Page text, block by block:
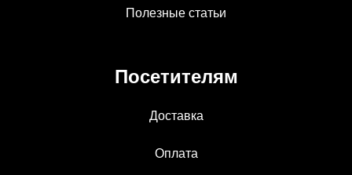
Полезные статьи
Посетителям
Доставка
Оплата